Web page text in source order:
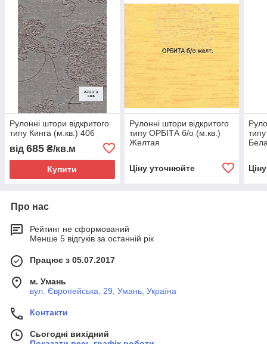
Рулонні штори відкритого
типу Кинга (м.кв.) 406
від 685 ₴/кв.м
Купити
Рулонні штори відкритого
типу ОРБІТА б/о (м.кв.)
Желтая
Ціну уточнюйте
Про нас
Рейтинг не сформований
Менше 5 відгуків за останній рік
Працює з 05.07.2017
м. Умань
вул. Європейська, 29, Умань, Україна
Контакти
Сьогодні вихідний